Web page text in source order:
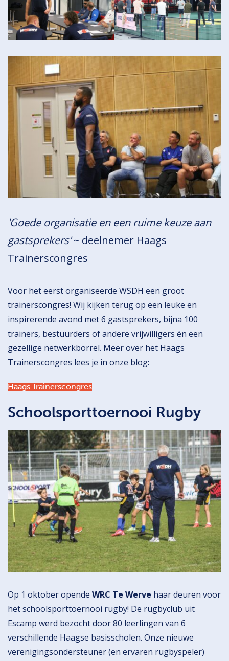
'Goede organisatie en een ruime keuze aan
gastsprekers'~ deelnemer Haags
Trainerscongres
Voor het eerst organiseerde WSDH een groot
trainerscongres! Wij kijken terug op een leuke en
inspirerende avond met 6 gastsprekers, bijna 100
trainers, bestuurders of andere vrijwilligers én een
gezellige netwerkborrel. Meer over het Haags
Trainerscongres lees je in onze blog:
Haags Trainerscongres
Schoolsporttoernooi Rugby
Op 1 oktober opende WRC Te Werve haar deuren voor
het schoolsporttoernooi rugby! De rugbyclub uit
Escamp werd bezocht door 80 leerlingen van 6
verschillende Haagse basisscholen. Onze nieuwe
verenigingsondersteuner (en ervaren rugbyspeler)